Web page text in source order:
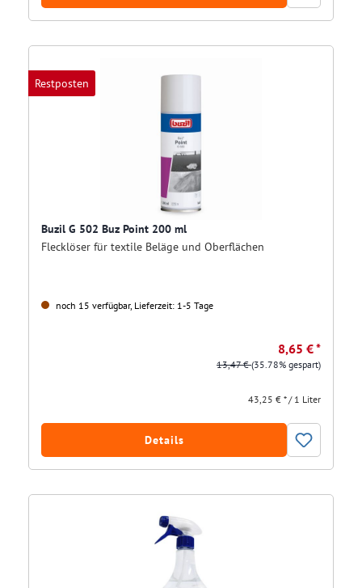
Restposten
Buzil G 502 Buz Point 200 ml
Flecklöser für textile Beläge und Oberflächen
noch 15 verfügbar, Lieferzeit: 1-5 Tage
8,65 € *
13,47 €(35.78% gespart)
43,25 € * / 1 Liter
Details